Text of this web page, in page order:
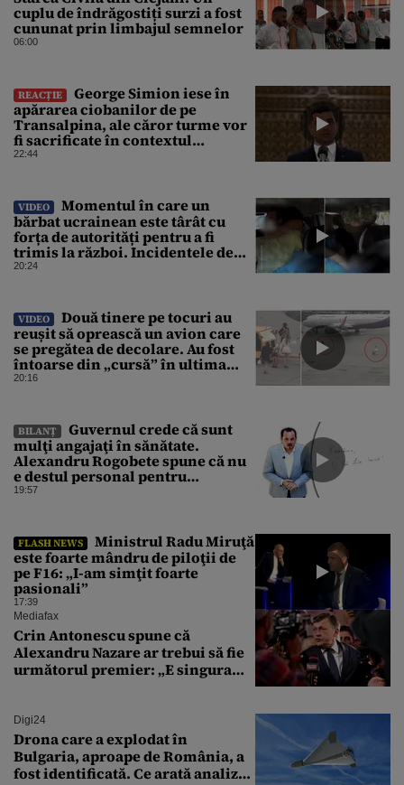
cuplu de îndrăgostiți surzi a fost
cununat prin limbajul semnelor
06:00
REACȚIE
George Simion iese în
apărarea ciobanilor de pe
Transalpina, ale căror turme vor
fi sacrificate în contextul
focarului de variolă ovină
22:44
VIDEO
Momentul în care un
bărbat ucrainean este târât cu
forța de autorități pentru a fi
trimis la război. Incidentele de
acest fel sunt tot mai dese
20:24
VIDEO
Două tinere pe tocuri au
reușit să oprească un avion care
se pregătea de decolare. Au fost
întoarse din „cursă” în ultima
clipă. Imaginile au devenit virale
20:16
BILANȚ
Guvernul crede că sunt
mulţi angajaţi în sănătate.
Alexandru Rogobete spune că nu
e destul personal pentru
combaterea infecţiilor
19:57
FLASH NEWS
Ministrul Radu Miruţă
este foarte mândru de piloţii de
pe F16: „I-am simţit foarte
pasionali”
17:39
Mediafax
Crin Antonescu spune că
Alexandru Nazare ar trebui să fie
următorul premier: „E singura
Digi24
Drona care a explodat în
Bulgaria, aproape de România, a
fost identificată. Ce arată analiza